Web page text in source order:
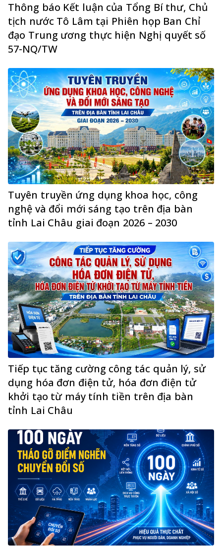
Thông báo Kết luận của Tổng Bí thư, Chủ
tịch nước Tô Lâm tại Phiên họp Ban Chỉ
đạo Trung ương thực hiện Nghị quyết số
57-NQ/TW
Tuyên truyền ứng dụng khoa học, công
nghệ và đổi mới sáng tạo trên địa bàn
tỉnh Lai Châu giai đoạn 2026 – 2030
Tiếp tục tăng cường công tác quản lý, sử
dụng hóa đơn điện tử, hóa đơn điện tử
khởi tạo từ máy tính tiền trên địa bàn
tỉnh Lai Châu